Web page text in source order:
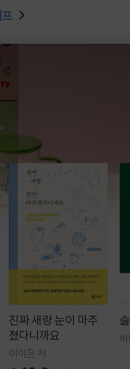
진짜 새랑 눈이 마주
쳤다니까요
이이은 저